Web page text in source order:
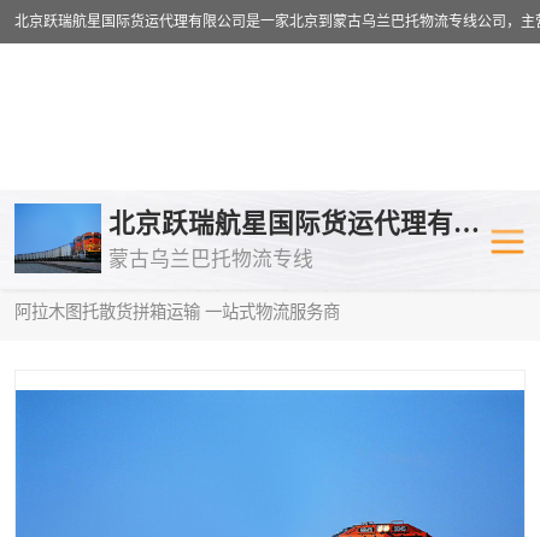
北京跃瑞航星国际货运代理有限公司
蒙古乌兰巴托物流专线
阿拉木图托散货拼箱运输 一站式物流服务商
乌兰巴托物流专线 乌兰巴托铁
乌兰巴托公路运输
中欧班列
蒙古乌兰巴托双清包税 蒙古乌兰巴